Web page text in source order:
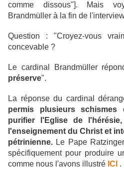
comme dissous"]. Mais
Brandmüller à la fin de
Question : "Croyez-vous
concevable ?
Le cardinal Brandmüller
préserve".
La réponse du cardinal
permis plusieurs
purifier l'Eglise de
l'enseignement du Christ et
pétrinienne. Le Pape
spécifiquement pour produire
comme nous l'avons illustré ICI .